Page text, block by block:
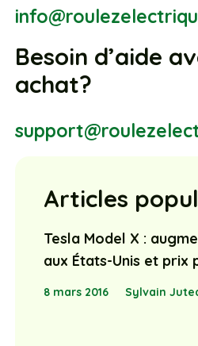
Besoin d’aide
achat?
Articles
Tesla Model X :
aux États-Unis et prix
8 mars 2016 Sylvain